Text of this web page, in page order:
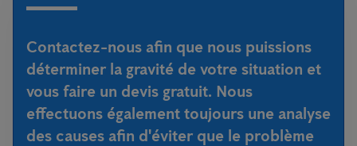
Contactez-nous afin que nous puissions
déterminer la gravité de votre situation et
vous faire un devis gratuit. Nous
effectuons également toujours une analyse
des causes afin d'éviter que le problème